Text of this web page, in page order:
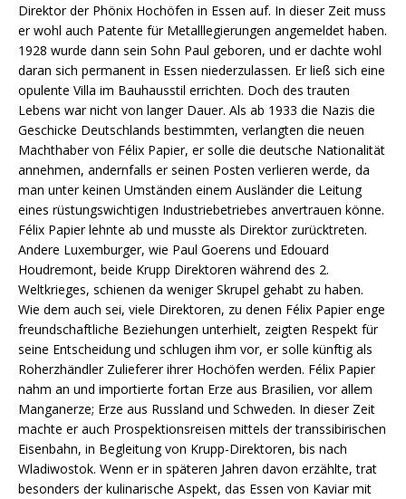
Direktor der Phönix Hochöfen in Essen auf. In dieser Zeit muss
er wohl auch Patente für Metalllegierungen angemeldet haben.
1928 wurde dann sein Sohn Paul geboren, und er dachte wohl
daran sich permanent in Essen niederzulassen. Er ließ sich eine
opulente Villa im Bauhausstil errichten. Doch des trauten
Lebens war nicht von langer Dauer. Als ab 1933 die Nazis die
Geschicke Deutschlands bestimmten, verlangten die neuen
Machthaber von Félix Papier, er solle die deutsche Nationalität
annehmen, andernfalls er seinen Posten verlieren werde, da
man unter keinen Umständen einem Ausländer die Leitung
eines rüstungswichtigen Industriebetriebes anvertrauen könne.
Félix Papier lehnte ab und musste als Direktor zurücktreten.
Andere Luxemburger, wie Paul Goerens und Edouard
Houdremont, beide Krupp Direktoren während des 2.
Weltkrieges, schienen da weniger Skrupel gehabt zu haben.
Wie dem auch sei, viele Direktoren, zu denen Félix Papier enge
freundschaftliche Beziehungen unterhielt, zeigten Respekt für
seine Entscheidung und schlugen ihm vor, er solle künftig als
Roherzhändler Zulieferer ihrer Hochöfen werden. Félix Papier
nahm an und importierte fortan Erze aus Brasilien, vor allem
Manganerze; Erze aus Russland und Schweden. In dieser Zeit
machte er auch Prospektionsreisen mittels der transsibirischen
Eisenbahn, in Begleitung von Krupp-Direktoren, bis nach
Wladiwostok. Wenn er in späteren Jahren davon erzählte, trat
besonders der kulinarische Aspekt, das Essen von Kaviar mit